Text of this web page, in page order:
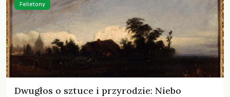
Dwugłos o sztuce i przyrodzie: Niebo
Felietony